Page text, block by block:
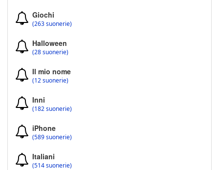
Giochi
(263 suonerie)
Halloween
(28 suonerie)
Il mio nome
(12 suonerie)
Inni
(182 suonerie)
iPhone
(589 suonerie)
Italiani
(514 suonerie)